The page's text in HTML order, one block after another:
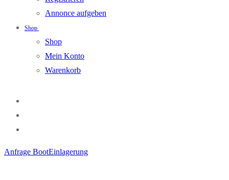
Annonce aufgeben
Shop
Shop
Mein Konto
Warenkorb
Anfrage BootEinlagerung